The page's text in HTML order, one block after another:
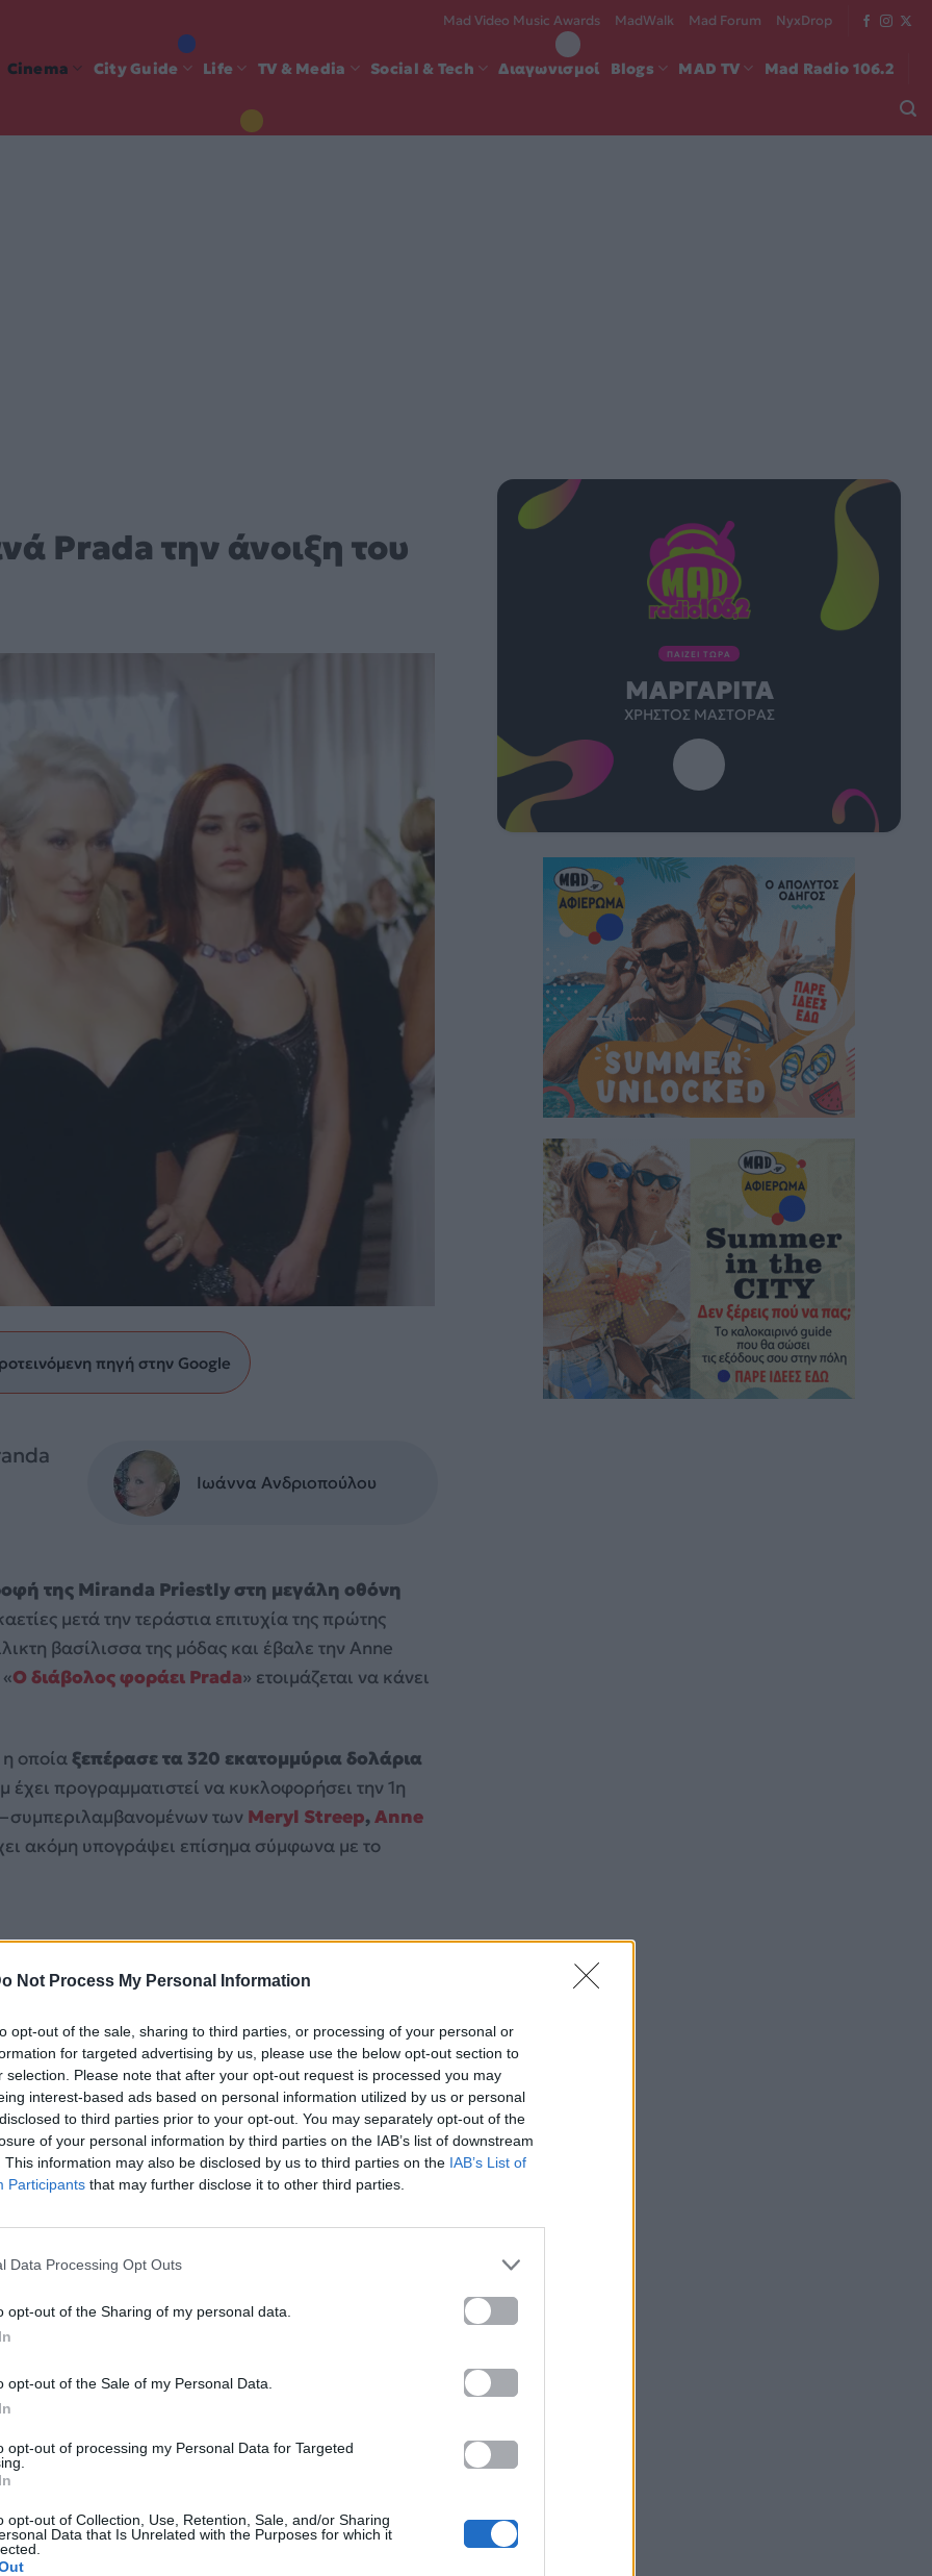
Not Process My Personal Information
opt-out of the sale, sharing to third parties, or processing of your personal or
for targeted advertising by us, please use the below opt-out section to
selection. Please note that after your opt-out request is processed you may
interest-based ads based on personal information utilized by us or personal
to third parties prior to your opt-out. You may separately opt-out of the
of your personal information by third parties on the IAB’s list of downstream
This information may also be disclosed by us to third parties on the IAB’s List of
Participants that may further disclose it to other third parties.
Data Processing Opt Outs
opt-out of the Sharing of my personal data.
opt-out of the Sale of my Personal Data.
opt-out of processing my Personal Data for Targeted
opt-out of Collection, Use, Retention, Sale, and/or Sharing
Data that Is Unrelated with the Purposes for which it
Mad Video Music Awards MadWalk Mad Forum NyxDrop
Cinema City Guide Life TV & Media Social & Tech Διαγωνισμοί Blogs MAD TV Mad Radio 106.2
Prada την άνοιξη του
πηγή στην Google
Ιωάννα Ανδριοπούλου
της Miranda Priestly στη μεγάλη οθόνη
μετά την τεράστια επιτυχία της πρώτης
βασίλισσα της μόδας και έβαλε την Anne
Ο διάβολος φοράει Prada» ετοιμάζεται να κάνει
οποίαξεπέρασε τα 320 εκατομμύρια δολάρια
έχει προγραμματιστεί να κυκλοφορήσει την 1η
των Meryl Streep,Anne
ακόμη υπογράψει επίσημα σύμφωνα με το
πνευματώδη Nigel στην αρχική ταινία, δήλωσε
πολύ χαρούμενος, αλλά δεν μπορώ να σας
των ηθοποιών” ή κάτι τέτοιο. [Το
που είχα ποτέ» σύμφωνα με το ίδιο δημοσίευμα.
του σίκουελ τον περασμένο Δεκέμβριο,
. «Υπάρχει κινητικότητα», είπε. «Κάτι κινείται
κάτι. Όμως θα ήμασταν όλοι
ΠΑΙΖΕΙ ΤΩΡΑ
ΜΑΡΓΑΡΊΤΑ
ΧΡΉΣΤΟΣ ΜΆΣΤΟΡΑΣ